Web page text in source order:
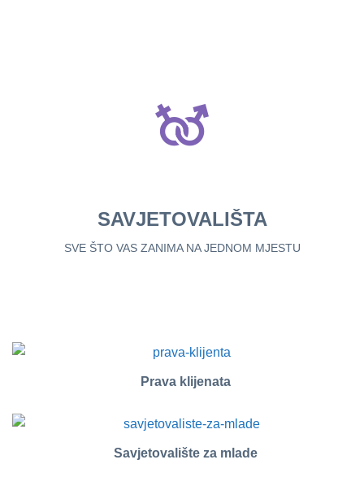
SAVJETOVALIŠTA
SVE ŠTO VAS ZANIMA NA JEDNOM MJESTU
Prava klijenata
Savjetovalište za mlade